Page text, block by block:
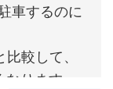
車するのに
較して、
ります。